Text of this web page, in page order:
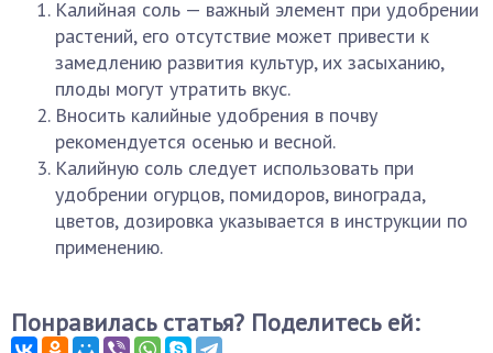
Калийная соль — важный элемент при удобрении
растений, его отсутствие может привести к
замедлению развития культур, их засыханию,
плоды могут утратить вкус.
Вносить калийные удобрения в почву
рекомендуется осенью и весной.
Калийную соль следует использовать при
удобрении огурцов, помидоров, винограда,
цветов, дозировка указывается в инструкции по
применению.
Понравилась статья? Поделитесь ей: